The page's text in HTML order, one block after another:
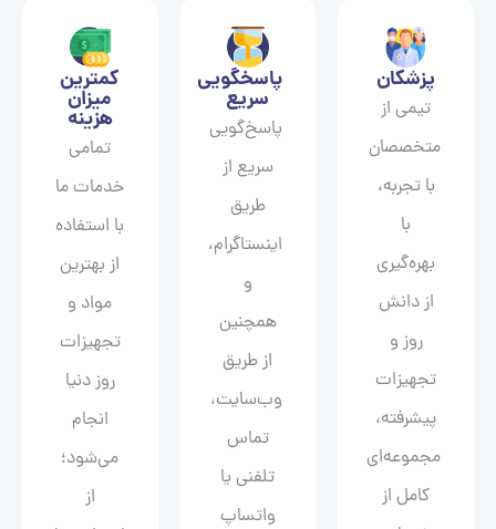
پزشکان
تیمی از
متخصصان
با تجربه،
با
بهره‌گیری
از دانش
روز و
تجهیزات
پیشرفته،
مجموعه‌ای
کامل از
پاسخگویی
سریع
پاسخ‌گویی
سریع از
طریق
اینستاگرام،
و
همچنین
از طریق
وب‌سایت،
تماس
تلفنی یا
واتساپ
کمترین
میزان
هزینه
تمامی
خدمات ما
با استفاده
از بهترین
مواد و
تجهیزات
روز دنیا
انجام
می‌شود؛
از